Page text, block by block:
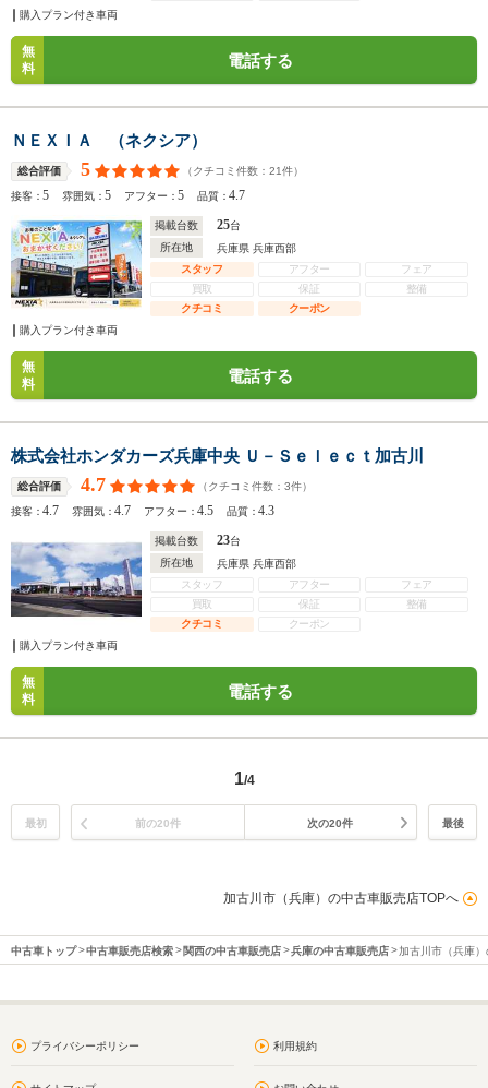
購入プラン付き車両
無
料
電話する
ＮＥＸＩＡ （ネクシア）
総合評価 5 （クチコミ件数： 21件）
接客：5 雰囲気：5 アフター：5 品質：4.7
掲載台数 25台
所在地
兵庫県 兵庫西部
スタッフ
アフター
フェア
買取
保証
整備
クチコミ
クーポン
購入プラン付き車両
無
料
電話する
株式会社ホンダカーズ兵庫中央 Ｕ－Ｓｅｌｅｃｔ加古川
総合評価 4.7 （クチコミ件数： 3件）
接客：4.7 雰囲気：4.7 アフター：4.5 品質：4.3
掲載台数 23台
所在地
兵庫県 兵庫西部
スタッフ
アフター
フェア
買取
保証
整備
クチコミ
クーポン
購入プラン付き車両
無
料
電話する
1/4
最初 前の20件 次の20件 最後
加古川市（兵庫）の中古車販売店TOPへ
中古車トップ 中古車販売店検索 関西の中古車販売店 兵庫の中古車販売店 加古川市（兵庫
プライバシーポリシー 利用規約